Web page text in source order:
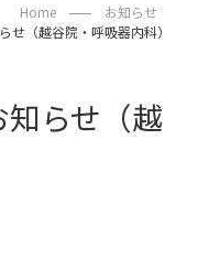
Home
お知らせ
せ（越谷院・呼吸器内科）
らせ（越